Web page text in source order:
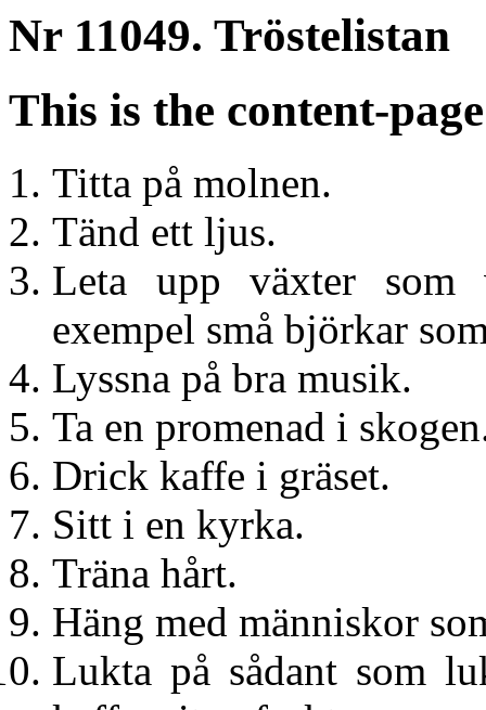
Nr 11049. Tröstelistan
This is the content-page
Titta på molnen.
Tänd ett ljus.
Leta upp växter
exempel små björkar
Lyssna på bra musik.
Ta en promenad i
Drick kaffe i gräset.
Sitt i en kyrka.
Träna hårt.
Häng med människor
Lukta på sådant som